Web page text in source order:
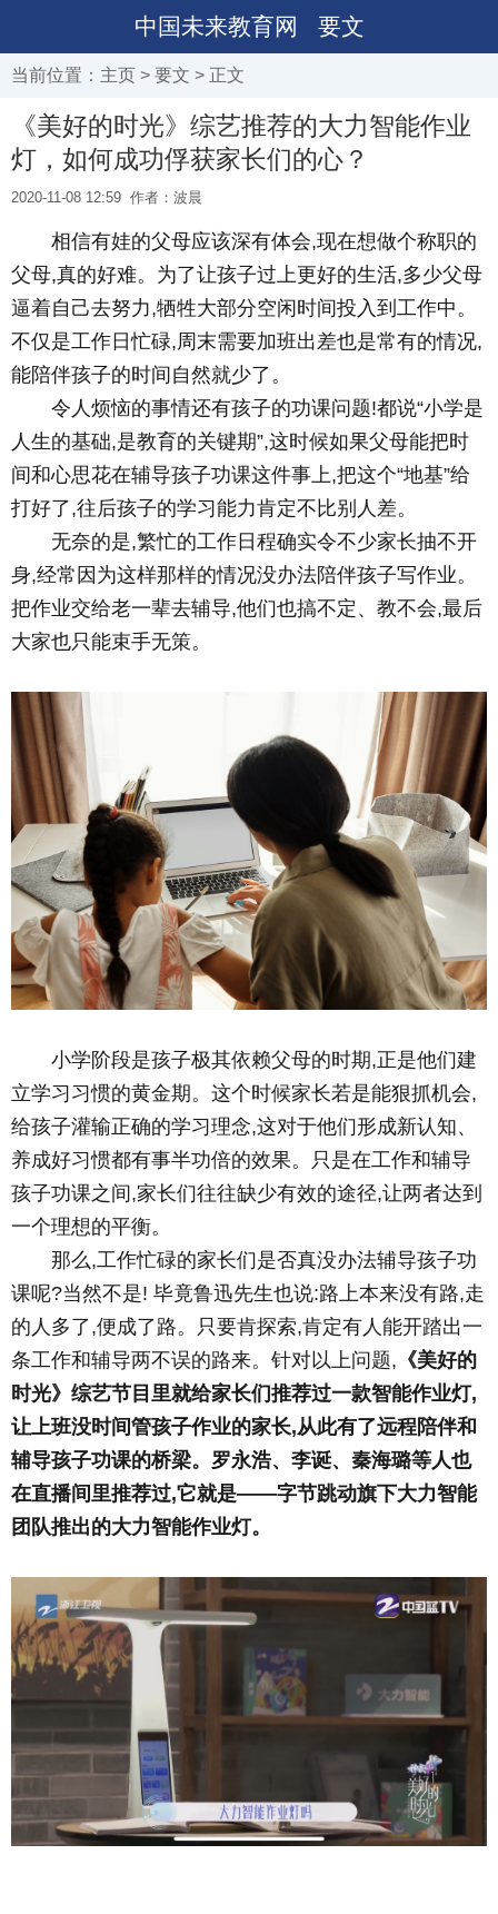
中国未来教育网 要文
当前位置： 主页 > 要文 > 正文
《美好的时光》综艺推荐的大力智能作业
灯，如何成功俘获家长们的心？
2020-11-08 12:59 作者：波晨
相信有娃的父母应该深有体会,现在想做个称职的
父母,真的好难。为了让孩子过上更好的生活,多少父母
逼着自己去努力,牺牲大部分空闲时间投入到工作中。
不仅是工作日忙碌,周末需要加班出差也是常有的情况,
能陪伴孩子的时间自然就少了。
令人烦恼的事情还有孩子的功课问题!都说“小学是
人生的基础,是教育的关键期”,这时候如果父母能把时
间和心思花在辅导孩子功课这件事上,把这个“地基”给
打好了,往后孩子的学习能力肯定不比别人差。
无奈的是,繁忙的工作日程确实令不少家长抽不开
身,经常因为这样那样的情况没办法陪伴孩子写作业。
把作业交给老一辈去辅导,他们也搞不定、教不会,最后
大家也只能束手无策。
小学阶段是孩子极其依赖父母的时期,正是他们建
立学习习惯的黄金期。这个时候家长若是能狠抓机会,
给孩子灌输正确的学习理念,这对于他们形成新认知、
养成好习惯都有事半功倍的效果。只是在工作和辅导
孩子功课之间,家长们往往缺少有效的途径,让两者达到
一个理想的平衡。
那么,工作忙碌的家长们是否真没办法辅导孩子功
课呢?当然不是! 毕竟鲁迅先生也说:路上本来没有路,走
的人多了,便成了路。只要肯探索,肯定有人能开踏出一
条工作和辅导两不误的路来。针对以上问题, 《美好的
时光》综艺节目里就给家长们推荐过一款智能作业灯,
让上班没时间管孩子作业的家长,从此有了远程陪伴和
辅导孩子功课的桥梁。罗永浩、李诞、秦海璐等人也
在直播间里推荐过,它就是——字节跳动旗下大力智能
团队推出的大力智能作业灯。